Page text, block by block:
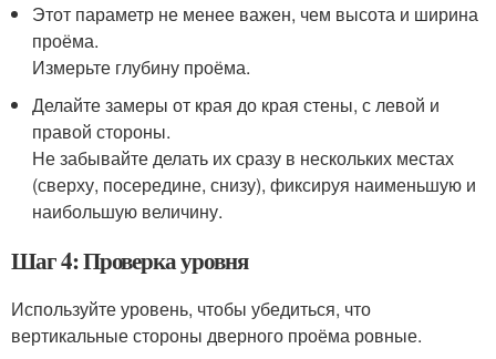
Этот параметр не менее важен, чем высота и ширина
проёма.
Измерьте глубину проёма.
Делайте замеры от края до края стены, с левой и
правой стороны.
Не забывайте делать их сразу в нескольких местах
(сверху, посередине, снизу), фиксируя наименьшую и
наибольшую величину.
Шаг 4: Проверка уровня
Используйте уровень, чтобы убедиться, что
вертикальные стороны дверного проёма ровные.